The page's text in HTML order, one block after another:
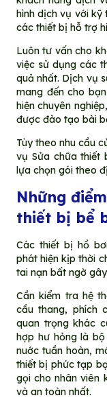
hình dịch vụ với kỹ
các thiết bị hỗ trợ
Luôn tư vấn cho
việc sử dụng các
quả nhất. Dịch vụ
mang đến cho
hiện chuyên
được đào tạo bài
Tùy theo nhu cầu
vụ Sửa chữa thiết
lựa chọn gói theo
Những
thiết bị bể
Các thiết bị hồ
phát hiện kịp thời
tai nạn bất ngờ
Cần kiểm tra hệ
cầu thang, phích
quan trọng khác
hợp hư hỏng là
nuớc tuần hoàn,
thiết bị phức tạp
gọi cho nhân viên
và an toàn nhất.